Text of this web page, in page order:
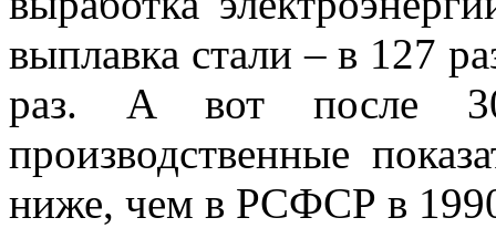
выплавка стали – в 127
раз. А вот после 30
производственные
ниже, чем в РСФСР в